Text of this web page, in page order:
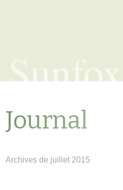
Sunfox
Journal
Archives de juillet 2015